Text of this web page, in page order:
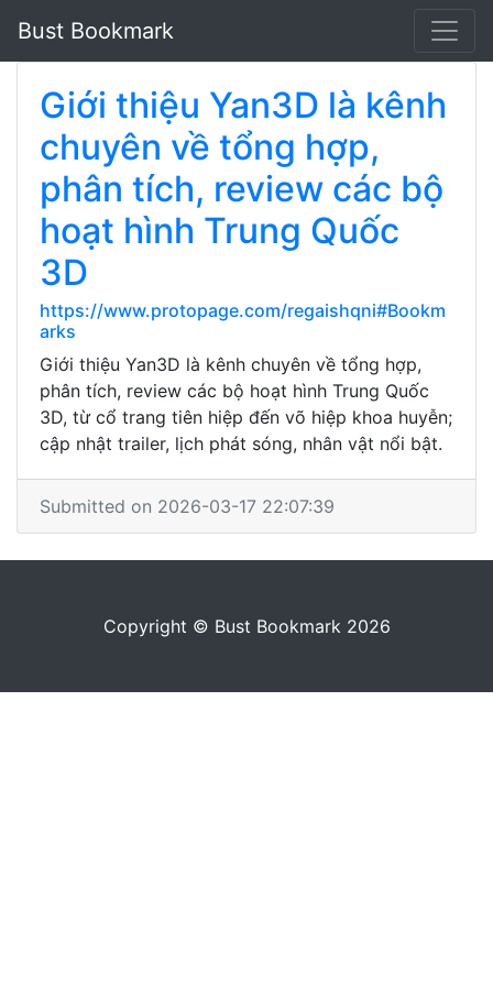
Bust Bookmark
Giới thiệu Yan3D là kênh
chuyên về tổng hợp,
phân tích, review các bộ
hoạt hình Trung Quốc
3D
https://www.protopage.com/regaishqni#Bookm
arks
Giới thiệu Yan3D là kênh chuyên về tổng hợp,
phân tích, review các bộ hoạt hình Trung Quốc
3D, từ cổ trang tiên hiệp đến võ hiệp khoa huyễn;
cập nhật trailer, lịch phát sóng, nhân vật nổi bật.
Submitted on 2026-03-17 22:07:39
Copyright © Bust Bookmark 2026